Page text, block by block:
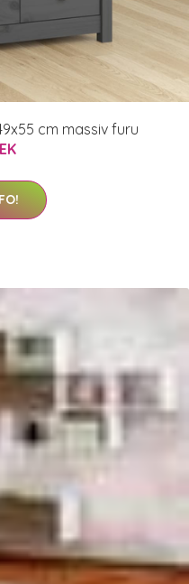
cm massiv furu